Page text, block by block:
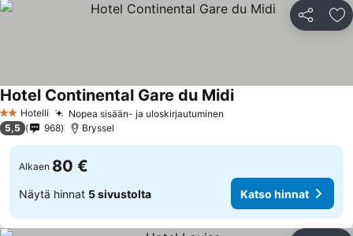
Jaa
2 Tähtiluokitus
Hotelli Nopea sisään- ja uloskirjautuminen
Hotel Continental Gare du MidiKatso hinnat
5,5 968 Bryssel
Alkaen 80 €
Näytä hinnat 5 sivustolta Katso hinnat